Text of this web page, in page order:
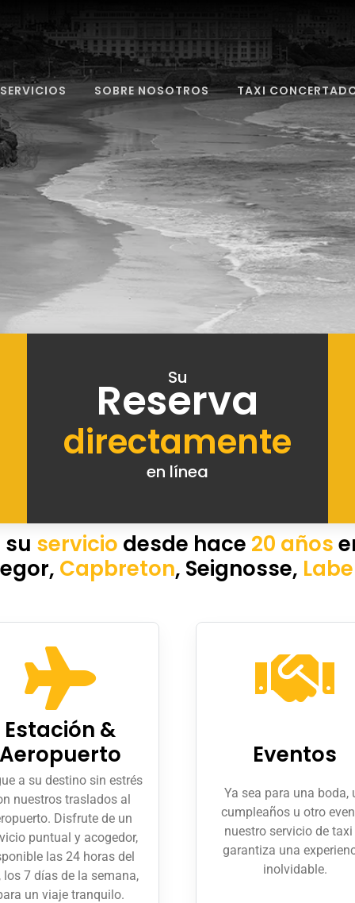
SERVICIOS SOBRE NOSOTROS TAXI
Su
Reserva
directamente
en línea
su servicio desde hace 20 años
Capbreton, Seignosse,
Estación &
Aeropuerto
a su destino sin estrés
nuestros traslados al
Disfrute de un
puntual y acogedor,
las 24 horas del
los 7 días de la semana,
un viaje tranquilo.
Eventos
Ya sea para una boda,
cumpleaños u otro
nuestro servicio de taxi
garantiza una
inolvidable.